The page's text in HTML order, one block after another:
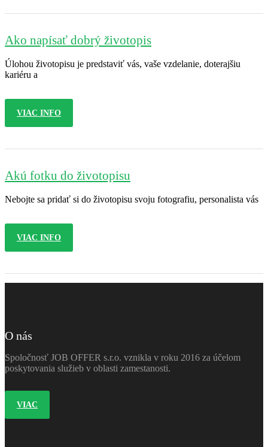
Ako napísať dobrý životopis
Úlohou životopisu je predstaviť vás, vaše vzdelanie, doterajšiu
kariéru a
VIAC INFO
Akú fotku do životopisu
Nebojte sa pridať si do životopisu svoju fotografiu, personalista vás
VIAC INFO
O nás
Spoločnosť JOB OFFER s.r.o. vznikla v roku 2016 za účelom
poskytovania služieb v oblasti zamestanosti.
VIAC